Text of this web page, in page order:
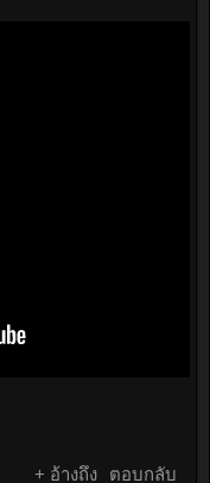
+ อ้างถึง ตอบกลับ